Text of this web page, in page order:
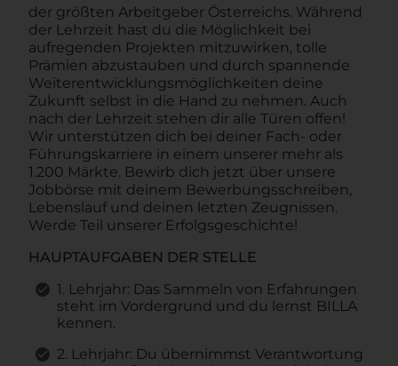
der größten Arbeitgeber Österreichs. Während
der Lehrzeit hast du die Möglichkeit bei
aufregenden Projekten mitzuwirken, tolle
Prämien abzustauben und durch spannende
Weiterentwicklungsmöglichkeiten deine
Zukunft selbst in die Hand zu nehmen. Auch
nach der Lehrzeit stehen dir alle Türen offen!
Wir unterstützen dich bei deiner Fach- oder
Führungskarriere in einem unserer mehr als
1.200 Märkte. Bewirb dich jetzt über unsere
Jobbörse mit deinem Bewerbungsschreiben,
Lebenslauf und deinen letzten Zeugnissen.
Werde Teil unserer Erfolgsgeschichte!
HAUPTAUFGABEN DER STELLE
1. Lehrjahr: Das Sammeln von Erfahrungen
steht im Vordergrund und du lernst BILLA
kennen.
2. Lehrjahr: Du übernimmst Verantwortung